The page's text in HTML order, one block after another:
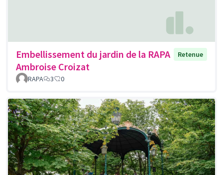
Embellissement du jardin de la RAPA
Ambroise Croizat
Retenue
RAPA 3 0